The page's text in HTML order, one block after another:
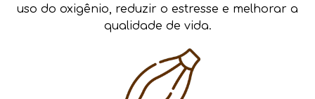
uso do oxigênio, reduzir o estresse e melhorar a
qualidade de vida.